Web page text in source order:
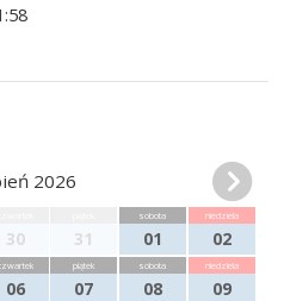
2026
30 31
sobota
01
niedziela
02
06
piątek
07
sobota
08
niedziela
09